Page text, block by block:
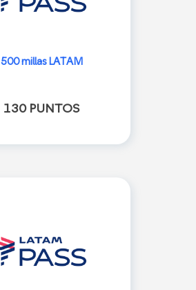
500 millas LATAM
130 PUNTOS